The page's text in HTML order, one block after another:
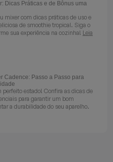
Dicas Práticas e de Bônus uma
mixer com dicas práticas de uso e
de smoothie tropical. Siga o
sua experiência na cozinha! Leia
Cadence: Passo a Passo para
perfeito estado! Confira as dicas de
para garantir um bom
a durabilidade do seu aparelho.